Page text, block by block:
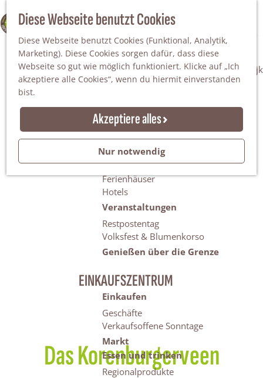
Diese Webseite benutzt Cookies
Diese Webseite benutzt Cookies (Funktional, Analytik,
Marketing). Diese Cookies sorgen dafür, dass diese
Webseite so gut wie möglich funktioniert. Klicke auf „Ich
akzeptiere alle Cookies“, wenn du hiermit einverstanden
bist.
Akzeptiere alles
Nur notwendig
100% WINTERSWIJK
S
u
c
h
e
n
M
e
n
ü
Da staunt man!
Freiheitsbäume
Natur
Naturgebiete
Nationaler Landschaftspark Winterswijk
Der Steingrube
Gärten & Parks
Übernachten
Campingplätze & Ferienparks
Gruppenunterkünfte
Bed & Breakfasts
Ferienhäuser
Hotels
Veranstaltungen
Restpostentag
Volksfest & Blumenkorso
Genießen über die Grenze
EINKAUFSZENTRUM
Einkaufen
Geschäfte
Verkaufsoffene Sonntage
Markt
Essen und trinken
Regionalprodukte
Das Korenburgerveen